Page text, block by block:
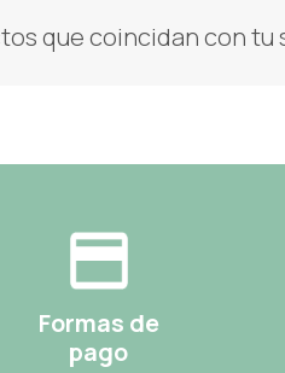
que coincidan con tu
Formas de
pago